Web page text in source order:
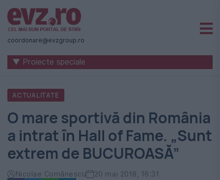
Știri
naționale
internaționale
România
-
Evenimentul
Zilei
coordonare@evzgroup.ro
▼ Proiecte speciale
ACTUALITATE
O mare sportivă din România
a intrat în Hall of Fame. „Sunt
extrem de BUCUROASĂ”
Nicolae Comănescu 20 mai 2018, 16:31